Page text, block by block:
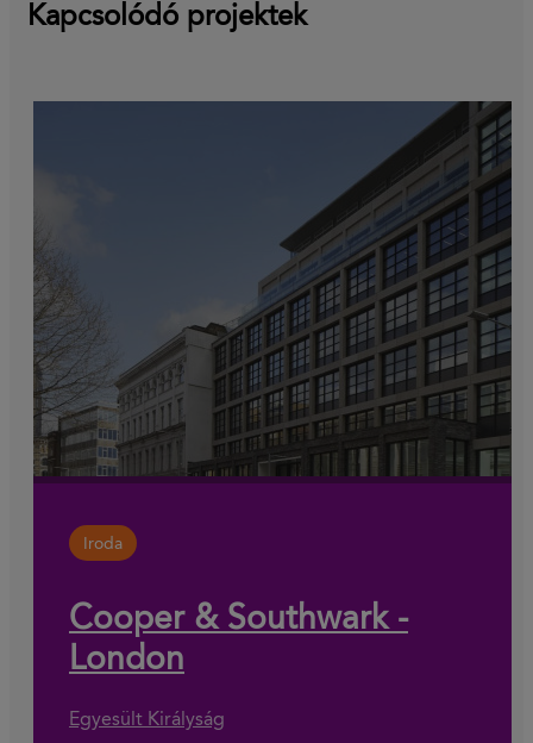
Kapcsolódó projektek
Iroda
Cooper & Southwark -
London
Egyesült Királyság